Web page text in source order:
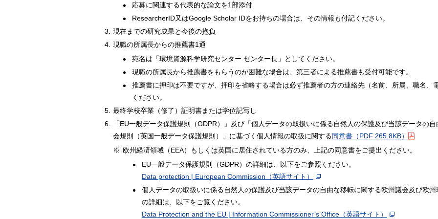
応募に関連する代表的な論文を1部添付
ResearcherID又はGoogle Scholar IDをお持ちの場合は、その情報も付記ください。
3.
現在までの研究成果と今後の抱負
4. 現職の所属長からの推薦書1通
宛名は「環境資源科学研究センター センター長」としてください。
現職の所属長から推薦書をもらうのが困難な場合は、第三者による推薦書も受付可能です。
推薦書に押印は不要ですが、押印を省略する場合は必ず推薦者の方の連絡先（名前、所属、職名、
ください。
5. 最終学校卒業（修了）証明書または学位記写し
6.
「EU一般データ保護規則（GDPR）」及び「個人データの取扱いに係る自然人の保護及び当該データの
会規則（英国一般データ保護規則）」に基づく個人情報の取扱に関する同意書 （PDF 265.8KB）
※ 欧州経済領域（EEA）もしくは英国に居住されている方のみ、上記の同意書をご提出ください。
EU一般データ保護規則（GDPR）の詳細は、以下をご参照ください。
Data protection | European Commission （英語サイト）
個人データの取扱いに係る自然人の保護及び当該データの自由な移転に関する欧州議会及び欧
の詳細は、以下をご覧ください。
Data Protection and the EU | Information Commissioner’s Office（英語サイト）